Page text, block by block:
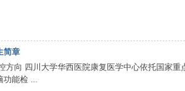
简章
向 四川大学华西医院康复医学中心依托国家重
能检 ...